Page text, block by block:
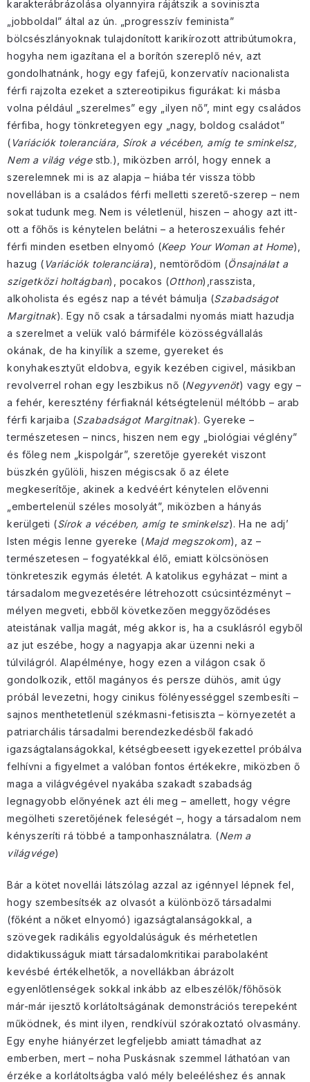
karakterábrázolása olyannyira rájátszik a soviniszta
„jobboldal” által az ún. „progresszív feminista”
bölcsészlányoknak tulajdonított karikírozott attribútumokra,
hogyha nem igazítana el a borítón szereplő név, azt
gondolhatnánk, hogy egy fafejű, konzervatív nacionalista
férfi rajzolta ezeket a sztereotipikus figurákat: ki másba
volna például „szerelmes” egy „ilyen nő”, mint egy családos
férfiba, hogy tönkretegyen egy „nagy, boldog családot”
( Variációk toleranciára, Sírok a vécében, amíg te sminkelsz,
Nem a világ végestb.), miközben arról, hogy ennek a
szerelemnek mi is az alapja – hiába tér vissza több
novellában is a családos férfi melletti szerető-szerep – nem
sokat tudunk meg. Nem is véletlenül, hiszen – ahogy azt itt-
ott a főhős is kénytelen belátni – a heteroszexuális fehér
férfi minden esetben elnyomó (Keep Your Woman at Home),
hazug ( Variációk toleranciára), nemtörődöm (Önsajnálat a
szigetközi holtágban), pocakos (Otthon),rasszista,
alkoholista és egész nap a tévét bámulja (Szabadságot
Margitnak). Egy nő csak a társadalmi nyomás miatt hazudja
a szerelmet a velük való bármiféle közösségvállalás
okának, de ha kinyílik a szeme, gyereket és
konyhakesztyűt eldobva, egyik kezében cigivel, másikban
revolverrel rohan egy leszbikus nő (Negyvenöt) vagy egy –
a fehér, keresztény férfiaknál kétségtelenül méltóbb – arab
férfi karjaiba (Szabadságot Margitnak). Gyereke –
természetesen – nincs, hiszen nem egy „biológiai véglény”
és főleg nem „kispolgár”, szeretője gyerekét viszont
büszkén gyűlöli, hiszen mégiscsak ő az élete
megkeserítője, akinek a kedvéért kénytelen elővenni
„embertelenül széles mosolyát”, miközben a hányás
kerülgeti (Sírok a vécében, amíg te sminkelsz). Ha ne adj’
Isten mégis lenne gyereke (Majd megszokom), az –
természetesen – fogyatékkal élő, emiatt kölcsönösen
tönkreteszik egymás életét. A katolikus egyházat – mint a
társadalom megvezetésére létrehozott csúcsintézményt –
mélyen megveti, ebből következően meggyőződéses
ateistának vallja magát, még akkor is, ha a csuklásról egyből
az jut eszébe, hogy a nagyapja akar üzenni neki a
túlvilágról. Alapélménye, hogy ezen a világon csak ő
gondolkozik, ettől magányos és persze dühös, amit úgy
próbál levezetni, hogy cinikus fölényességgel szembesíti –
sajnos menthetetlenül székmasni-fetisiszta – környezetét a
patriarchális társadalmi berendezkedésből fakadó
igazságtalanságokkal, kétségbeesett igyekezettel próbálva
felhívni a figyelmet a valóban fontos értékekre, miközben ő
maga a világvégével nyakába szakadt szabadság
legnagyobb előnyének azt éli meg – amellett, hogy végre
megölheti szeretőjének feleségét –, hogy a társadalom nem
kényszeríti rá többé a tamponhasználatra. (Nem a
világvége)
Bár a kötet novellái látszólag azzal az igénnyel lépnek fel,
hogy szembesítsék az olvasót a különböző társadalmi
(főként a nőket elnyomó) igazságtalanságokkal, a
szövegek radikális egyoldalúságuk és mérhetetlen
didaktikusságuk miatt társadalomkritikai parabolaként
kevésbé értékelhetők, a novellákban ábrázolt
egyenlőtlenségek sokkal inkább az elbeszélők/főhősök
már-már ijesztő korlátoltságának demonstrációs terepeként
működnek, és mint ilyen, rendkívül szórakoztató olvasmány.
Egy enyhe hiányérzet legfeljebb amiatt támadhat az
emberben, mert – noha Puskásnak szemmel láthatóan van
érzéke a korlátoltságba való mély beleéléshez és annak